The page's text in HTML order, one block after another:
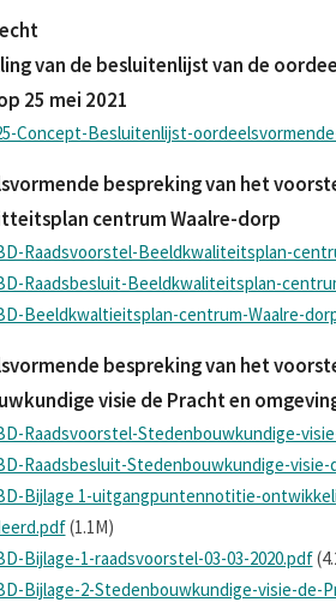
van de besluitenlijst van de
25 mei 2021
Concept-Besluitenlijst-
bespreking van het
centrum Waalre-dorp
Raadsvoorstel-Beeldkwaliteitsplan-
Raadsbesluit-Beeldkwaliteitsplan-
Beeldkwaltieitsplan-centrum-Waalre-
bespreking van het
visie de Pracht en
Raadsvoorstel-Stedenbouwkundige-
Raadsbesluit-Stedenbouwkundige-
Bijlage 1-uitgangpuntennotitie-
(1.1M)
Bijlage-1-raadsvoorstel-03-03-2020.pdf
Bijlage-2-Stedenbouwkundige-visie-de-